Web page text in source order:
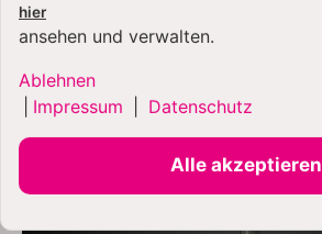
hier
ansehen und verwalten.
Ablehnen
Impressum Datenschutz
Alle akzeptieren